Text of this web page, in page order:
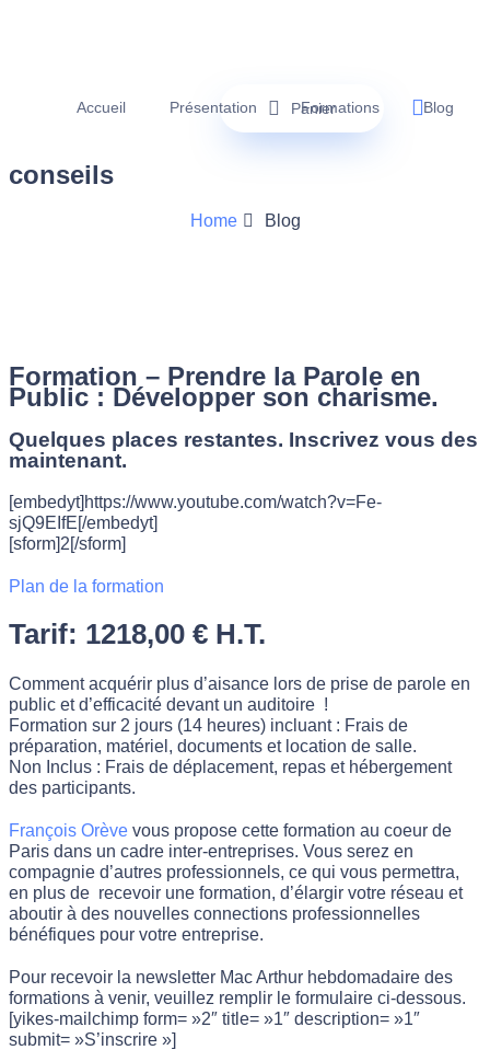
Accueil Présentation Formations Blog
Panier
conseils
Home Blog
Formation – Prendre la Parole en
Public : Développer son charisme.
Quelques places restantes. Inscrivez vous des
maintenant.
[embedyt]https://www.youtube.com/watch?v=Fe-
sjQ9EIfE[/embedyt]
[sform]2[/sform]
Plan de la formation
Tarif: 1218,00 € H.T.
Comment acquérir plus d’aisance lors de prise de parole en
public et d’efficacité devant un auditoire !
Formation sur 2 jours (14 heures) incluant : Frais de
préparation, matériel, documents et location de salle.
Non Inclus : Frais de déplacement, repas et hébergement
des participants.
François Orève vous propose cette formation au coeur de
Paris dans un cadre inter-entreprises. Vous serez en
compagnie d’autres professionnels, ce qui vous permettra,
en plus de recevoir une formation, d’élargir votre réseau et
aboutir à des nouvelles connections professionnelles
bénéfiques pour votre entreprise.
Pour recevoir la newsletter Mac Arthur hebdomadaire des
formations à venir, veuillez remplir le formulaire ci-dessous.
[yikes-mailchimp form= »2″ title= »1″ description= »1″
submit= »S’inscrire »]